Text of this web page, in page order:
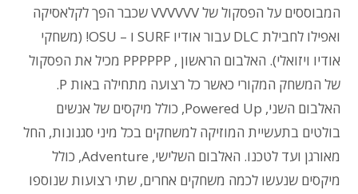
המבוססים על הפסקול של VVVVVV שכבר הפך לקלאסיקה
ואפילו לחבילת DLC עבור אודיו SURF ו – OSU! (משחקי
אודיו ויזואלי). האלבום הראשון , PPPPPP מכיל את הפסקול
של המשחק המקורי כאשר כל רצועה מתחילה באות P.
האלבום השני, Powered Up, כולל מיקסים של אנשים
בולטים בתעשיית המוזיקה למשחקים בכל מיני סגנונות, החל
מאורגן ועד לטכנו. האלבום השלישי, Adventure, כולל
מיקסים שנעשו לכמה משחקים אחרים, שתי רצועות שנוספו